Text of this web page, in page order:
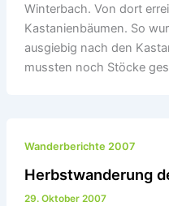
Winterbach. Von dort
Kastanienbäumen. So
ausgiebig nach den
mussten noch Stöcke
Wanderberichte 2007
Herbstwanderung
29. Oktober 2007